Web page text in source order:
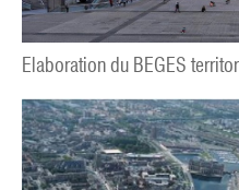
Elaboration du BEGES